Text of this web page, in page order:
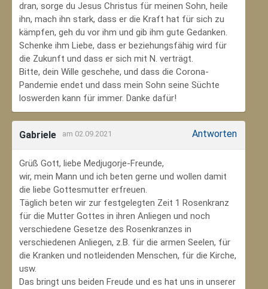
dran, sorge du Jesus Christus für meinen Sohn‚ heile
ihn, mach ihn stark, dass er die Kraft hat für sich zu
kämpfen, geh du vor ihm und gib ihm gute Gedanken.
Schenke ihm Liebe, dass er beziehungsfähig wird für
die Zukunft und dass er sich mit N. verträgt.
Bitte, dein Wille geschehe, und dass die Corona-
Pandemie endet und dass mein Sohn seine Süchte
loswerden kann für immer. Danke dafür!
Gabriele am 02.09.2021 Antworten
Grüß Gott, liebe Medjugorje-Freunde,
wir, mein Mann und ich beten gerne und wollen damit
die liebe Gottesmutter erfreuen.
Täglich beten wir zur festgelegten Zeit 1 Rosenkranz
für die Mutter Gottes in ihren Anliegen und noch
verschiedene Gesetze des Rosenkranzes in
verschiedenen Anliegen, z.B. für die armen Seelen, für
die Kranken und notleidenden Menschen, für die Kirche,
usw.
Das bringt uns beiden Freude und es hat uns in unserer